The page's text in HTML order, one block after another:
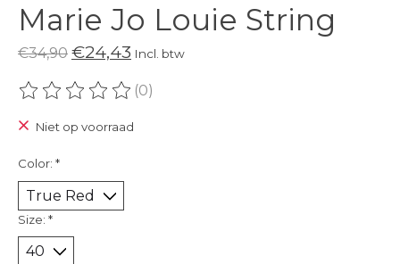
Marie Jo Louie String
€34,90 €24,43 Incl. btw
De beoordeling van dit product is
(0)
Niet op voorraad
Color: *
Size: *